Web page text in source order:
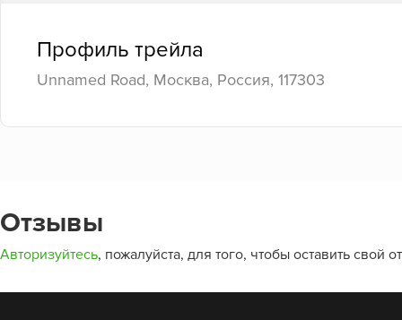
Профиль трейла
Unnamed Road, Москва, Россия, 117303
Отзывы
Авторизуйтесь, пожалуйста, для того, чтобы оставить свой